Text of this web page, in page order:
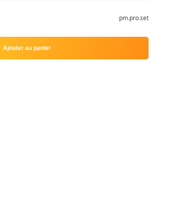
pm.pro.set
Ajouter au panier